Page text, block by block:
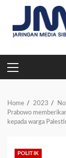
PRIMARY
MENU
Home 2023
Prabowo
kepada warga
POLITIK